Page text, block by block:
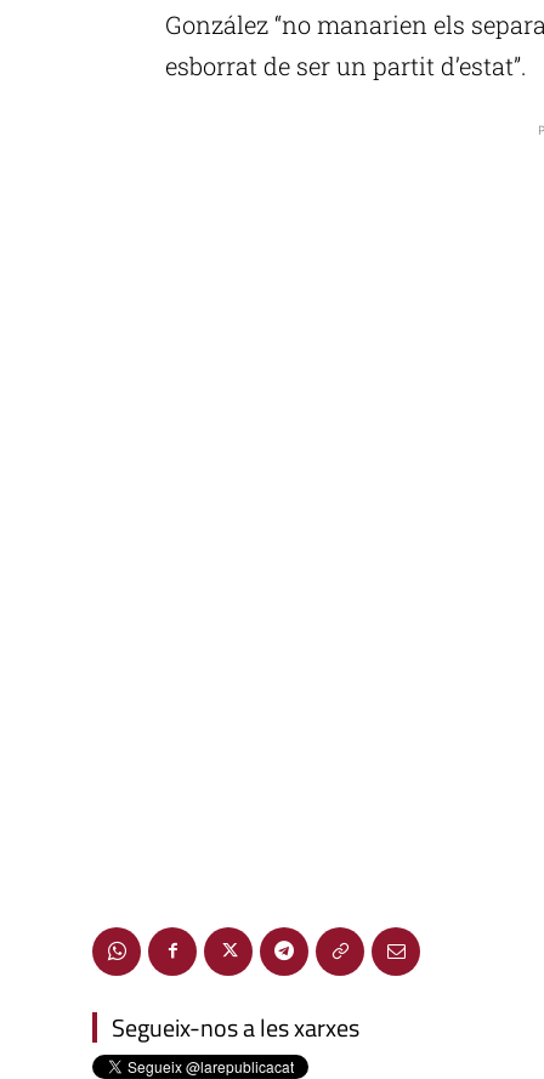
González “no manarien els
esborrat de ser un partit d’estat”.
Segueix-nos a les xarxes